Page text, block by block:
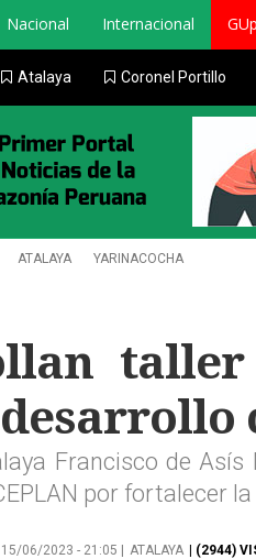
Nacional Internacional
Atalaya Coronel Portillo
ATALAYA YARINACOCHA
Francisco de
por fortalecer
15/06/2023 - 21:05 | ATALAYA | (2944)